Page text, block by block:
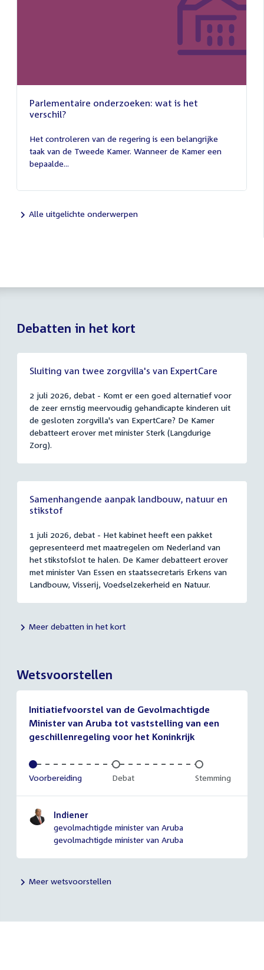
Parlementaire onderzoeken: wat is het
verschil?
juli
2026
Het controleren van de regering is een belangrijke
taak van de Tweede Kamer. Wanneer de Kamer een
bepaalde...
Alle uitgelichte onderwerpen
Debatten in het kort
Sluiting van twee zorgvilla's van ExpertCare
2 juli 2026, debat - Komt er een goed alternatief voor
de zeer ernstig meervoudig gehandicapte kinderen uit
de gesloten zorgvilla's van ExpertCare? De Kamer
debatteert erover met minister Sterk (Langdurige
Zorg).
Samenhangende aanpak landbouw, natuur en
stikstof
1 juli 2026, debat - Het kabinet heeft een pakket
gepresenteerd met maatregelen om Nederland van
het stikstofslot te halen. De Kamer debatteert erover
met minister Van Essen en staatssecretaris Erkens van
Landbouw, Visserij, Voedselzekerheid en Natuur.
Meer debatten in het kort
Wetsvoorstellen
Initiatiefvoorstel van de Gevolmachtigde
Minister van Aruba tot vaststelling van een
geschillenregeling voor het Koninkrijk
Voltooid:
Voorbereiding Onvoltooid:
Debat Onvoltooid:
Stemming
Indiener
gevolmachtigde minister van Aruba
gevolmachtigde minister van Aruba
Meer wetsvoorstellen